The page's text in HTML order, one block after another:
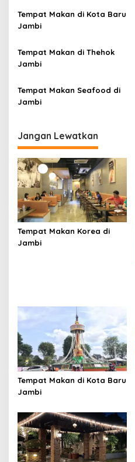
o
Tempat Makan di Kota Baru
Jambi
Tempat Makan di Thehok
Jambi
Tempat Makan Seafood di
Jambi
Jangan Lewatkan
Tempat Makan Korea di
Jambi
Tempat Makan di Kota Baru
Jambi